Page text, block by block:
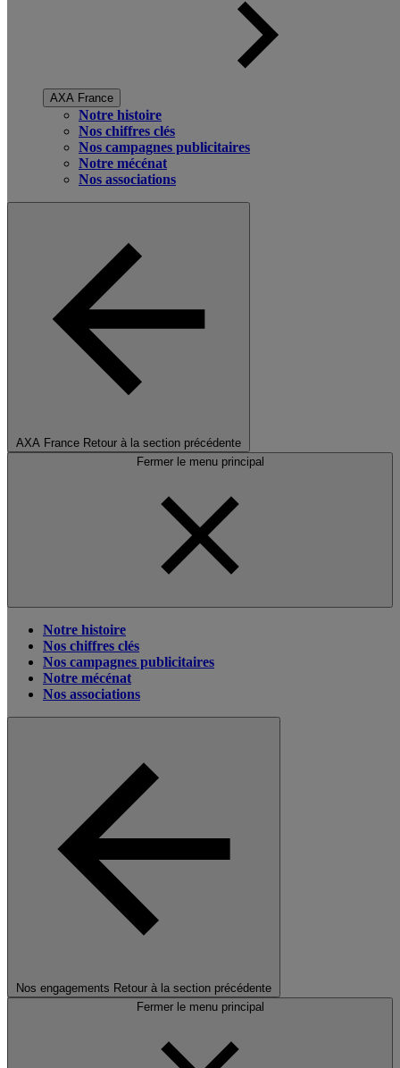
AXA France
Notre histoire
Nos chiffres clés
Nos campagnes publicitaires
Notre mécénat
Nos associations
AXA France Retour à la section précédente
Fermer le menu principal
Notre histoire
Nos chiffres clés
Nos campagnes publicitaires
Notre mécénat
Nos associations
Nos engagements Retour à la section précédente
Fermer le menu principal